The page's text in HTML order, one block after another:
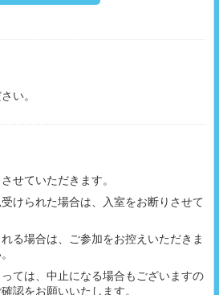
い。
せていただきます。
けられた場合は、入室をお断りさせて
る場合は、ご参加をお控えいただきま
ては、中止になる場合もございますの
認をお願いいたします。